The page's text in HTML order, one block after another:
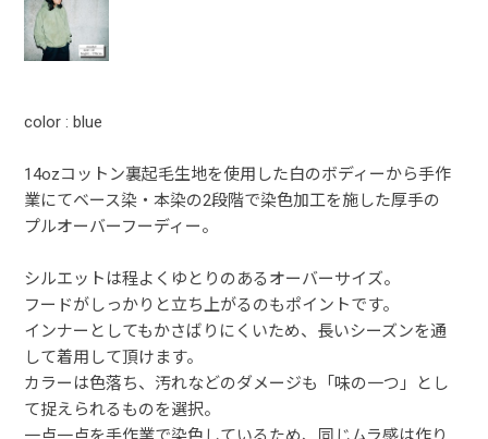
color : blue
14ozコットン裏起毛生地を使用した白のボディーから手作
業にてベース染・本染の2段階で染色加工を施した厚手の
プルオーバーフーディー。
シルエットは程よくゆとりのあるオーバーサイズ。
フードがしっかりと立ち上がるのもポイントです。
インナーとしてもかさばりにくいため、長いシーズンを通
して着用して頂けます。
カラーは色落ち、汚れなどのダメージも「味の一つ」とし
て捉えられるものを選択。